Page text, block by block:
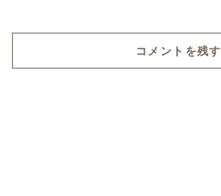
コメントを残す